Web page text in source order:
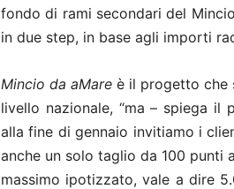
fondo di rami secondari del
in due step, in base agli importi
Mincio da aMare è il progetto che
livello nazionale, “ma – spiega il
alla fine di gennaio invitiamo i
anche un solo taglio da 100
massimo ipotizzato, vale a dire